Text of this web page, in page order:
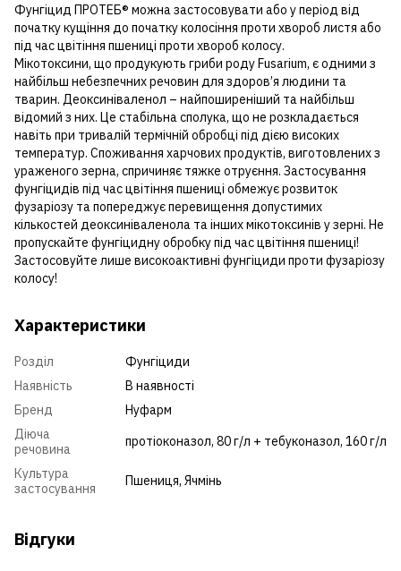
Фунгіцид ПРОТЕБ® можна застосовувати або у період від
початку кущіння до початку колосіння проти хвороб листя або
під час цвітіння пшениці проти хвороб колосу.
Мікотоксини, що продукують гриби роду Fusarium, є одними з
найбільш небезпечних речовин для здоров’я людини та
тварин. Деоксиніваленол – найпоширеніший та найбільш
відомий з них. Це стабільна сполука, що не розкладається
навіть при тривалій термічній обробці під дією високих
температур. Споживання харчових продуктів, виготовлених з
ураженого зерна, спричиняє тяжке отруєння. Застосування
фунгіцидів під час цвітіння пшениці обмежує розвиток
фузаріозу та попереджує перевищення допустимих
кількостей деоксиніваленола та інших мікотоксинів у зерні. Не
пропускайте фунгіцидну обробку під час цвітіння пшениці!
Застосовуйте лише високоактивні фунгіциди проти фузаріозу
колосу!
Характеристики
Розділ
Фунгіциди
Наявність
В наявності
Бренд
Нуфарм
Діюча
речовина
протіоконазол, 80 г/л + тебуконазол, 160 г/л
Культура
застосування
Пшениця, Ячмінь
Відгуки